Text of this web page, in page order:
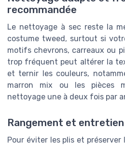
recommandée
Le nettoyage à sec reste la
costume tweed, surtout si
motifs chevrons, carreaux ou
trop fréquent peut altérer la
et ternir les couleurs,
marron mix ou les pièces
nettoyage une à deux fois par
Rangement et
Pour éviter les plis et préserver